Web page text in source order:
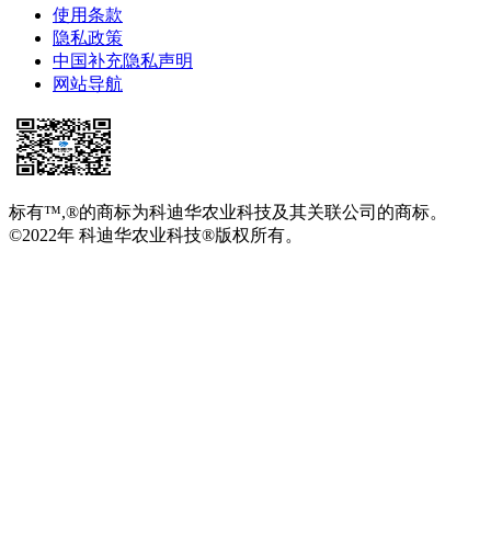
使用条款
隐私政策
中国补充隐私声明
网站导航
标有™,®的商标为科迪华农业科技及其关联公司的商标。
©2022年 科迪华农业科技®版权所有。